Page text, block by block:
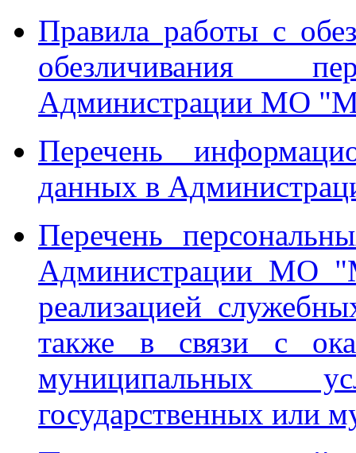
Правила работы с
обезличивания
Администрации МО
Перечень
данных в
Перечень
Администрации МО
реализацией
также в связи с
муниципальных
государственных или